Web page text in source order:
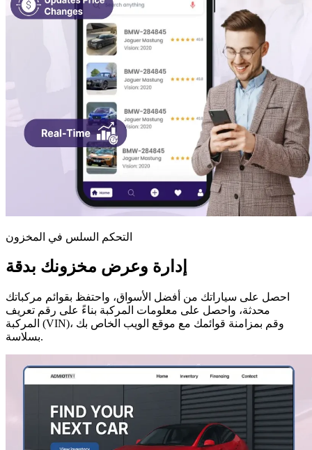
التحكم السلس في المخزون
إدارة وعرض مخزونك بدقة
احصل على سياراتك من أفضل الأسواق، واحتفظ بقوائم مركباتك
محدثة، واحصل على معلومات المركبة بناءً على رقم تعريف
المركبة (VIN)، وقم بمزامنة قوائمك مع موقع الويب الخاص بك
بسلاسة.